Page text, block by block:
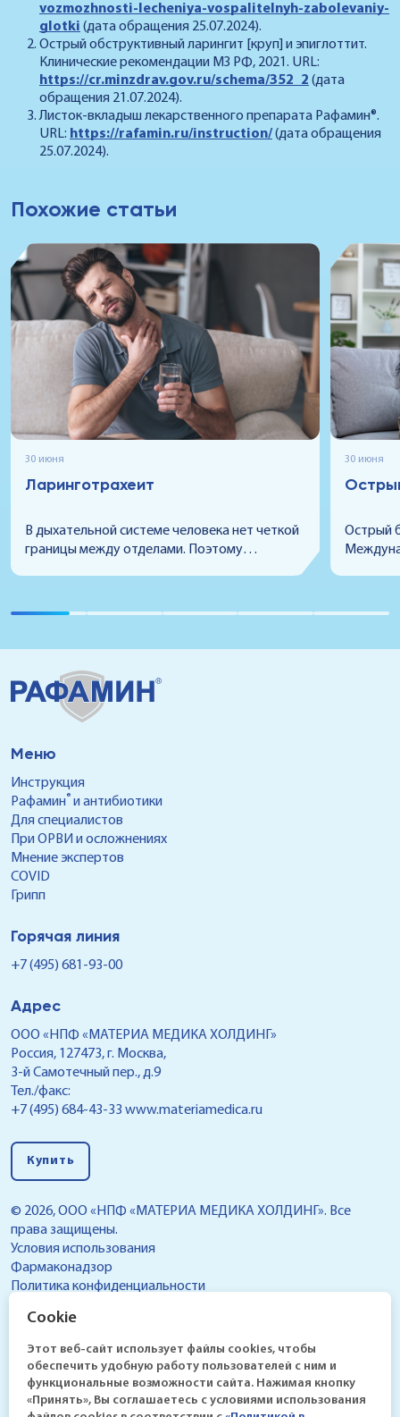
vozmozhnosti-lecheniya-vospalitelnyh-zabolevaniy-
glotki (дата обращения 25.07.2024).
Острый обструктивный ларингит [круп] и эпиглоттит.
Клинические рекомендации МЗ РФ, 2021. URL:
https://cr.minzdrav.gov.ru/schema/352_2 (дата
обращения 21.07.2024).
Листок-вкладыш лекарственного препарата Рафамин®.
URL: https://rafamin.ru/instruction/(дата обращения
25.07.2024).
Похожие статьи
30 июня
Ларинготрахеит
В дыхательной системе человека нет четкой
границы между отделами. Поэтому
расскажем в данной статье.
30 июня
Острый
Меню
Инструкция
Рафамин® и антибиотики
Для специалистов
При ОРВИ и осложнениях
Мнение экспертов
COVID
Грипп
Горячая линия
+7 (495) 681-93-00
Адрес
ООО «НПФ «МАТЕРИА МЕДИКА ХОЛДИНГ»
Россия, 127473, г. Москва,
3-й Самотечный пер., д.9
Тел./факс:
+7 (495) 684-43-33 www.materiamedica.ru
Купить
© 2026, ООО «НПФ «МАТЕРИА МЕДИКА ХОЛДИНГ». Все
права защищены.
Условия использования
Фармаконадзор
Политика конфиденциальности
разрешенных субъектом персональных данных для
распространения
Cookie
Этот веб-сайт использует файлы cookies, чтобы
обеспечить удобную работу пользователей с ним и
функциональные возможности сайта. Нажимая кнопку
«Принять», Вы соглашаетесь с условиями использования